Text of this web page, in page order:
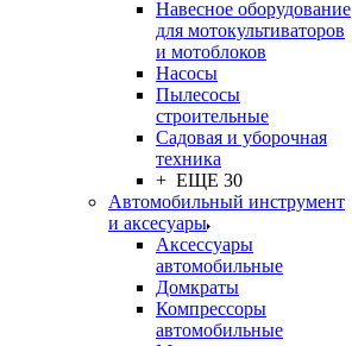
Навесное оборудование
для мотокультиваторов
и мотоблоков
Насосы
Пылесосы
строительные
Садовая и уборочная
техника
+ ЕЩЕ 30
Автомобильный инструмент
и аксесуары
Аксессуары
автомобильные
Домкраты
Компрессоры
автомобильные